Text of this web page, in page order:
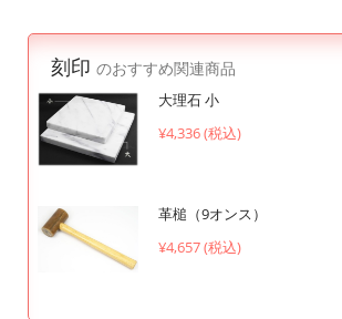
刻印 のおすすめ関連商品
大理石 小
¥4,336 (税込)
革槌（9オンス）
¥4,657 (税込)